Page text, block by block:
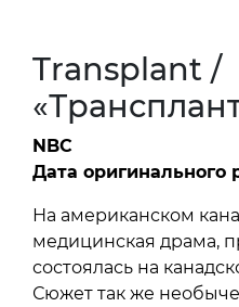
Transplant /
NBC
Дата оригинального
На американском
медицинская драма,
состоялась на
Сюжет так же